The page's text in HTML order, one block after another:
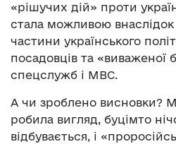
«рішучих дій» проти
стала можливою внаслідок
частини українського
посадовців та «виваженої
спецслужб і МВС.
А чи зроблено висновки?
робила вигляд, буцімто
відбувається, і